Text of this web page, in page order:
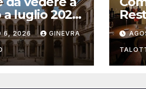
a luglio 2026:
aggiornata
6, 2026 GINEVRA
che